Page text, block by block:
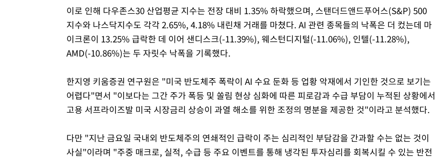
이로 인해 다우존스30 산업평균 지수는 전장 대비 1.35% 하락했으며, 스탠더드앤드푸어스(S&P) 500
지수와 나스닥지수도 각각 2.65%, 4.18% 내린채 거래를 마쳤다. AI 관련 종목들의 낙폭은 더 컸는데 마
이크론이 13.25% 급락한 데 이어 샌디스크(-11.39%), 웨스턴디지털(-11.06%), 인텔(-11.28%),
AMD(-10.86%)는 두 자릿수 낙폭을 기록했다.
한지영 키움증권 연구원은 "미국 반도체주 폭락이 AI 수요 둔화 등 업황 악재에서 기인한 것으로 보기는
어렵다"면서 "이보다는 그간 주가 폭등 및 쏠림 현상 심화에 따른 피로감과 수급 부담이 누적된 상황에서
고용 서프라이즈발 미국 시장금리 상승이 과열 해소를 위한 조정의 명분을 제공한 것"이라고 분석했다.
다만 "지난 금요일 국내외 반도체주의 연쇄적인 급락이 주는 심리적인 부담감을 간과할 수는 없는 것이
사실"이라며 "주중 매크로, 실적, 수급 등 주요 이벤트를 통해 냉각된 투자심리를 회복시킬 수 있는 반전